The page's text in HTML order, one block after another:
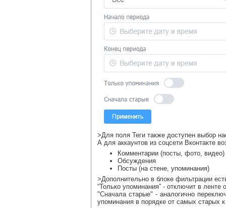
>Для поля Теги также доступен выбор
А для аккаунтов из соцсети Вконтакте
Комментарии (посты, фото, видео)
Обсуждения
Посты (на стене, упоминания)
>Дополнительно в блоке фильтрации
“Только упоминания” - отключит в
"Сначала старые" - аналогично
упоминания в порядке от самых старых